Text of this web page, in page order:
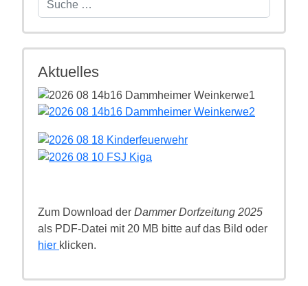
Aktuelles
Zum Download der Dammer Dorfzeitung 2025
als PDF-Datei mit 20 MB bitte auf das Bild oder
hier klicken.